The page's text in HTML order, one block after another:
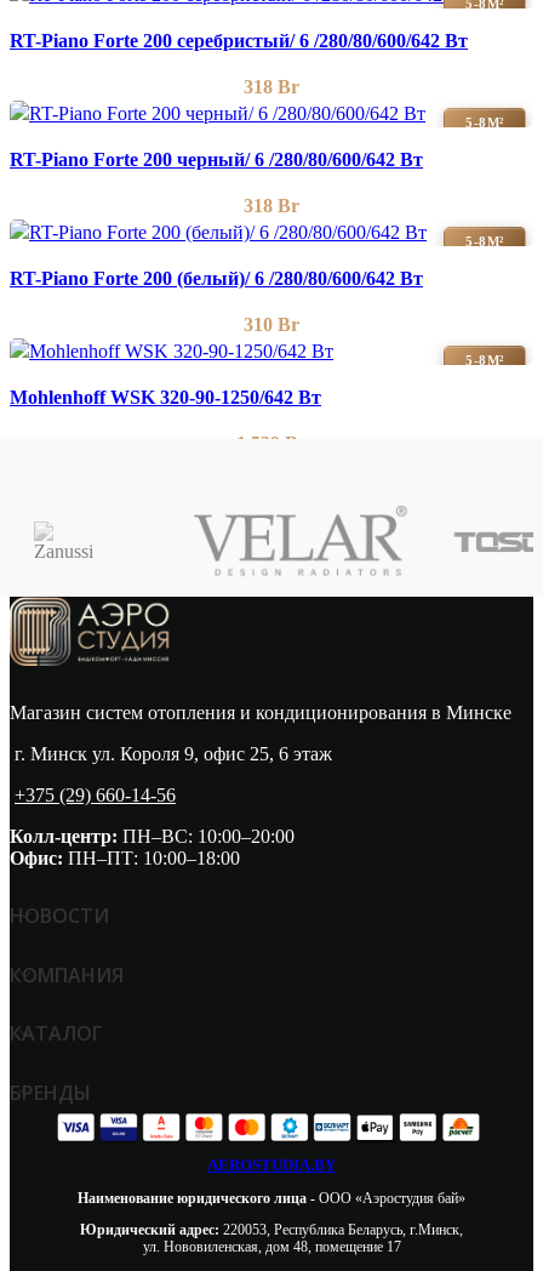
5-8М²
RT-Piano Forte 200 серебристый/ 6 /280/80/600/642 Вт
318 Br
5-8М²
RT-Piano Forte 200 черный/ 6 /280/80/600/642 Вт
318 Br
5-8М²
RT-Piano Forte 200 (белый)/ 6 /280/80/600/642 Вт
310 Br
5-8М²
Mohlenhoff WSK 320-90-1250/642 Вт
1 539 Br
Магазин систем отопления и кондиционирования в Минске
г. Минск ул. Короля 9, офис 25, 6 этаж
+375 (29) 660-14-56
Колл-центр: ПН–ВС: 10:00–20:00​
Офис: ПН–ПТ: 10:00–18:00
НОВОСТИ
КОМПАНИЯ
КАТАЛОГ
БРЕНДЫ
AEROSTUDIA.BY
Наименование юридического лица - ООО «Аэростудия бай»
Юридический адрес: 220053, Республика Беларусь, г.Минск,
ул. Нововиленская, дом 48, помещение 17